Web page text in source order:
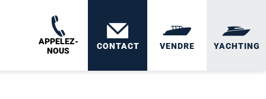
APPELEZ-
NOUS
CONTACT VENDRE YACHTING